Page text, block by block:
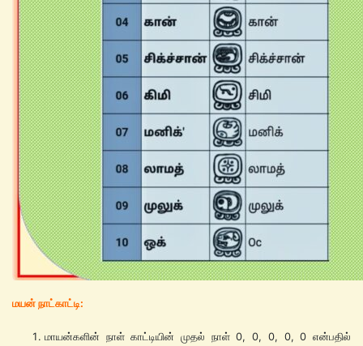
மயன் நாட்காட்டி:
மாயன்களின் நாள் காட்டியின் முதல் நாள் 0, 0, 0, 0, 0 என்பதில்